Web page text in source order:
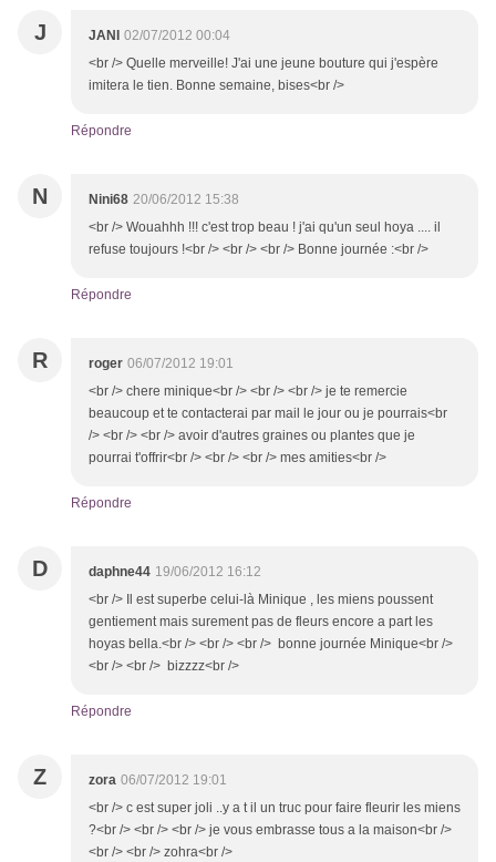
J JANI
02/07/2012 00:04
<br /> Quelle merveille! J'ai une jeune bouture qui j'espère
imitera le tien. Bonne semaine, bises<br />
Répondre
N Nini68 20/06/2012 15:38
<br /> Wouahhh !!! c'est trop beau ! j'ai qu'un seul hoya .... il
refuse toujours !<br /> <br /> <br /> Bonne journée :<br />
Répondre
R roger 06/07/2012 19:01
<br /> chere minique<br /> <br /> <br /> je te remercie
beaucoup et te contacterai par mail le jour ou je pourrais<br
/> <br /> <br /> avoir d'autres graines ou plantes que je
pourrai t'offrir<br /> <br /> <br /> mes amities<br />
Répondre
D daphne44 19/06/2012 16:12
<br /> Il est superbe celui-là Minique , les miens poussent
gentiement mais surement pas de fleurs encore a part les
hoyas bella.<br /> <br /> <br /> bonne journée Minique<br />
<br /> <br /> bizzzz<br />
Répondre
Z zora 06/07/2012 19:01
<br /> c est super joli ..y a t il un truc pour faire fleurir les miens
?<br /> <br /> <br /> je vous embrasse tous a la maison<br />
<br /> <br /> zohra<br />